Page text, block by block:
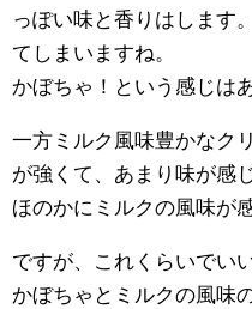
っぽい味と香りはします
てしまいますね。
かぼちゃ！という感じは
一方ミルク風味豊かなク
が強くて、あまり味が感
ほのかにミルクの風味が
ですが、これくらいでい
かぼちゃとミルクの風味